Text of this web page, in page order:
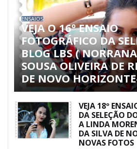
ENSAIOS
VEJA O 16º ENSAIO
FOTOGRÁFICO DA
BLOG LBS (
SOUSA OLIVEIRA DE
DE NOVO
VEJA 18º
DA SELEÇÃO
A LINDA
DA SILVA DE
NOVAS FOTOS